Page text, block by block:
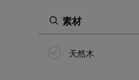
素材
天然木